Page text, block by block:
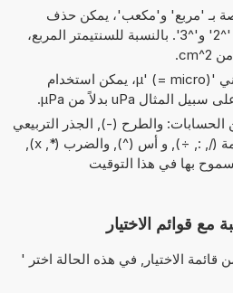
بـ 'مربع' و'مكعب'، يمكن حذف
الحرف '^' بالنسبة لـ '^2' و'^3'. بالنسبة للسنتيمتر المربع،
بدلاً من الحرف اليوناني 'µ' (= micro)، يمكن استخدام
الحسابات: والطرح (-), الجذر التربيعي
(√), الأقواس, والقسمة (/, :, ÷), و أس (^), والضرب (*, x),
مع قوائم الاختيار
قائمة الاختيار, في هذه الحالة اختر '